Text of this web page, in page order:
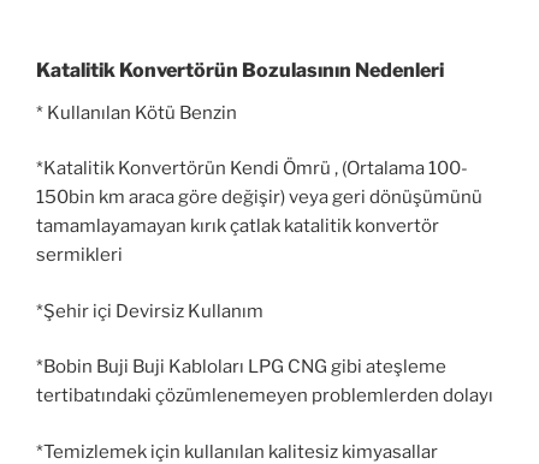
Katalitik Konvertörün Bozulasının Nedenleri
* Kullanılan Kötü Benzin
*Katalitik Konvertörün Kendi Ömrü , (Ortalama 100-
150bin km araca göre değişir) veya geri dönüşümünü
tamamlayamayan kırık çatlak katalitik konvertör
sermikleri
*Şehir içi Devirsiz Kullanım
*Bobin Buji Buji Kabloları LPG CNG gibi ateşleme
tertibatındaki çözümlenemeyen problemlerden dolayı
*Temizlemek için kullanılan kalitesiz kimyasallar